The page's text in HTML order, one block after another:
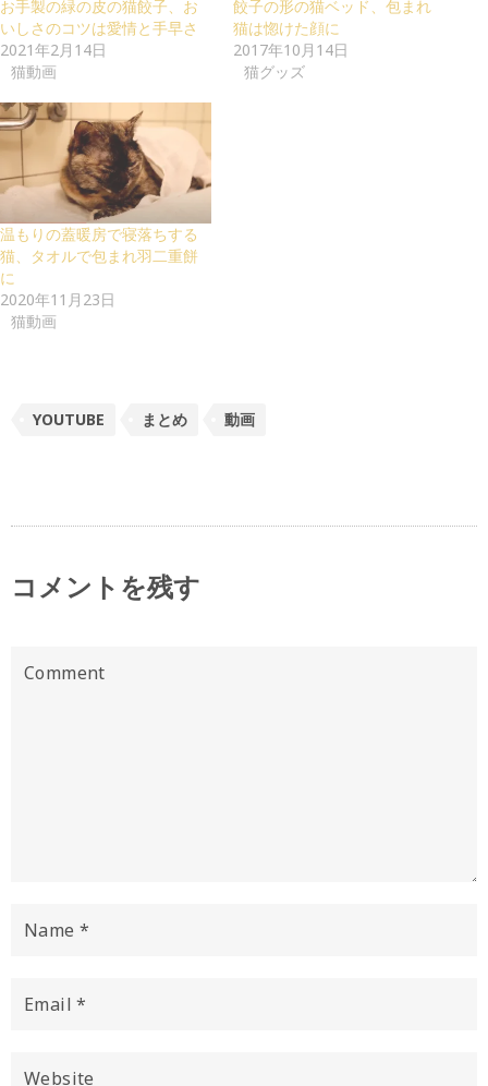
お手製の緑の皮の猫餃子、お
いしさのコツは愛情と手早さ
2021年2月14日
猫動画
餃子の形の猫ベッド、包まれ
猫は惚けた顔に
2017年10月14日
猫グッズ
温もりの蓋暖房で寝落ちする
猫、タオルで包まれ羽二重餅
に
2020年11月23日
猫動画
YOUTUBE まとめ 動画
コメントを残す